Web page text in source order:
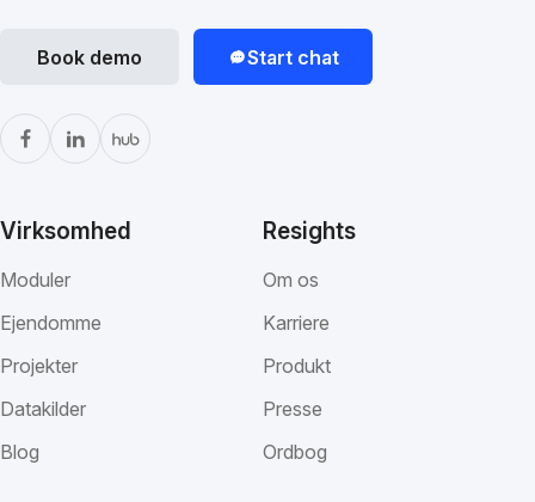
Book demo Start chat
Virksomhed
Moduler
Ejendomme
Projekter
Datakilder
Blog
Resights
Om os
Karriere
Produkt
Presse
Ordbog